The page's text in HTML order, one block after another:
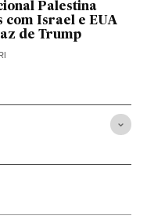
Palestina
com Israel e EUA
de Trump